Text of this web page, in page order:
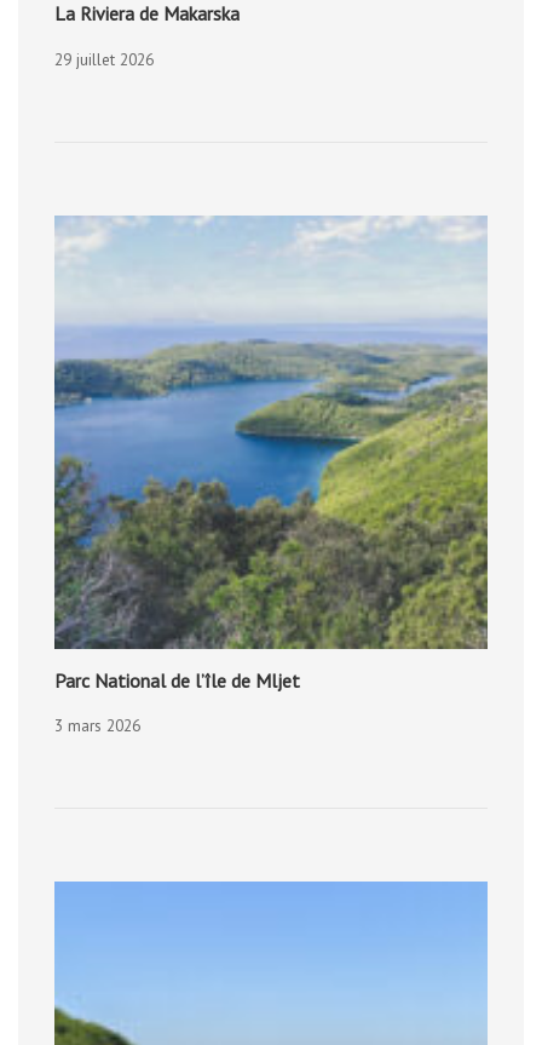
La Riviera de Makarska
29 juillet 2026
Parc National de l’île de Mljet
3 mars 2026